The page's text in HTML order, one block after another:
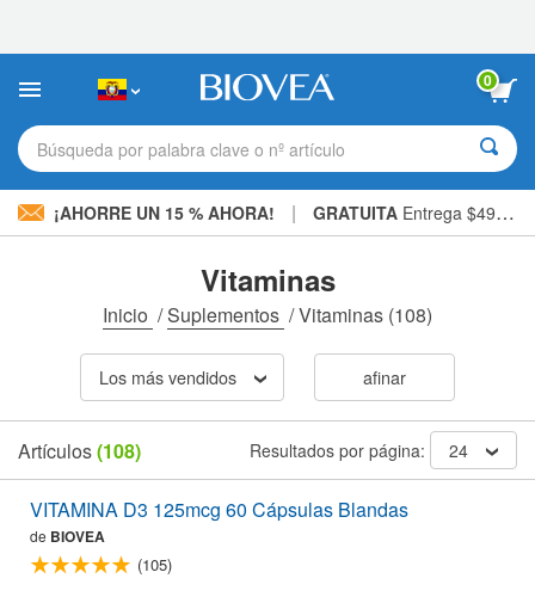
sitio
incluye
sistema
de
0
Búsqueda por palabra clave o nº artículo
¡AHORRE UN 15 % AHORA! | GRATUITA Entrega $49,00 »
Vitaminas
Inicio /Suplementos /Vitaminas (108)
Los más vendidos afinar
Artículos(108) Resultados por página: 24
VITAMINA D3 125mcg 60 Cápsulas Blandas
de BIOVEA
(105)